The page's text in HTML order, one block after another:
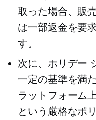
取った場合、販
は一部返金を要
す。
次に、ホリデー
一定の基準を満
ラットフォーム
という厳格なポ